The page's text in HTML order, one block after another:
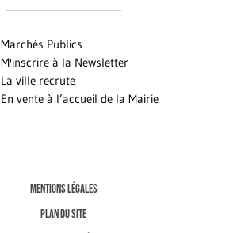
Marchés Publics
M'inscrire à la Newsletter
La ville recrute
En vente à l’accueil de la Mairie
MENTIONS LÉGALES
PLAN DU SITE